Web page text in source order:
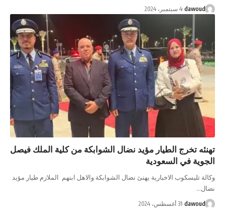
dawoud 4 سبتمبر، 2024
تهنئه تخرج الطيار مؤيد نضال الشوابكة من كلية الملك فيصل
الجوية في السعودية
وكالة تليسكوب الاخبارية يهنئ نضال الشوابكة والاهل ابنهم الملازم طيار مؤيد
نضال…
dawoud 31 أغسطس، 2024